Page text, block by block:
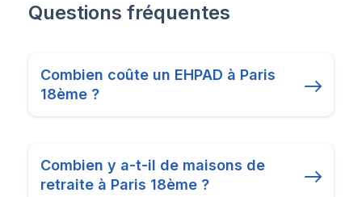
Questions fréquentes
Combien coûte un EHPAD à Paris
18ème ?
Combien y a-t-il de maisons de
retraite à Paris 18ème ?